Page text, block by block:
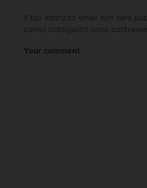
Il tuo indirizzo email non sarà
campi obbligatori sono
Your comment